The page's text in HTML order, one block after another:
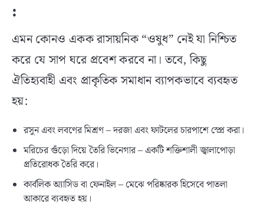
:
এমন কোনও একক রাসায়নিক “ওষুধ” নেই যা নিশ্চিত
করে যে সাপ ঘরে প্রবেশ করবে না। তবে, কিছু
ঐতিহ্যবাহী এবং প্রাকৃতিক সমাধান ব্যাপকভাবে ব্যবহৃত
হয়:
রসুন এবং লবণের মিশ্রণ – দরজা এবং ফাটলের চারপাশে স্প্রে করা।
মরিচের গুঁড়ো দিয়ে তৈরি ভিনেগার – একটি শক্তিশালী জ্বালাপোড়া
প্রতিরোধক তৈরি করে।
কার্বলিক অ্যাসিড বা ফেনাইল – মেঝে পরিষ্কারক হিসেবে পাতলা
আকারে ব্যবহৃত হয়।